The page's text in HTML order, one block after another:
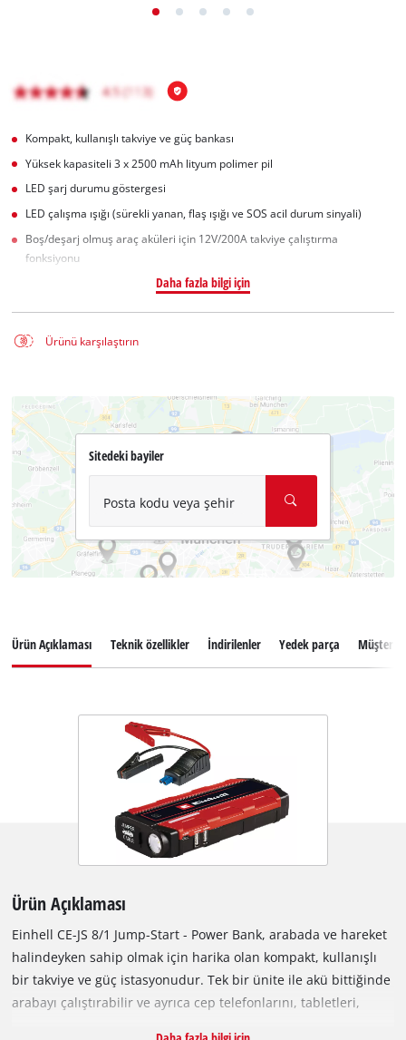
Kompakt, kullanışlı takviye ve güç bankası
Yüksek kapasiteli 3 x 2500 mAh lityum polimer pil
LED şarj durumu göstergesi
LED çalışma ışığı (sürekli yanan, flaş ışığı ve SOS acil durum sinyali)
Boş/deşarj olmuş araç aküleri için 12V/200A takviye çalıştırma
fonksiyonu
Daha fazla bilgi için
Ürünü karşılaştırın
Sitedeki bayiler
Posta kodu veya şehir
Ürün Açıklaması Teknik özellikler İndirilenler Yedek parça Müşteri
Ürün Açıklaması
Einhell CE-JS 8/1 Jump-Start - Power Bank, arabada ve hareket
halindeyken sahip olmak için harika olan kompakt, kullanışlı
bir takviye ve güç istasyonudur. Tek bir ünite ile akü bittiğinde
arabayı çalıştırabilir ve ayrıca cep telefonlarını, tabletleri,